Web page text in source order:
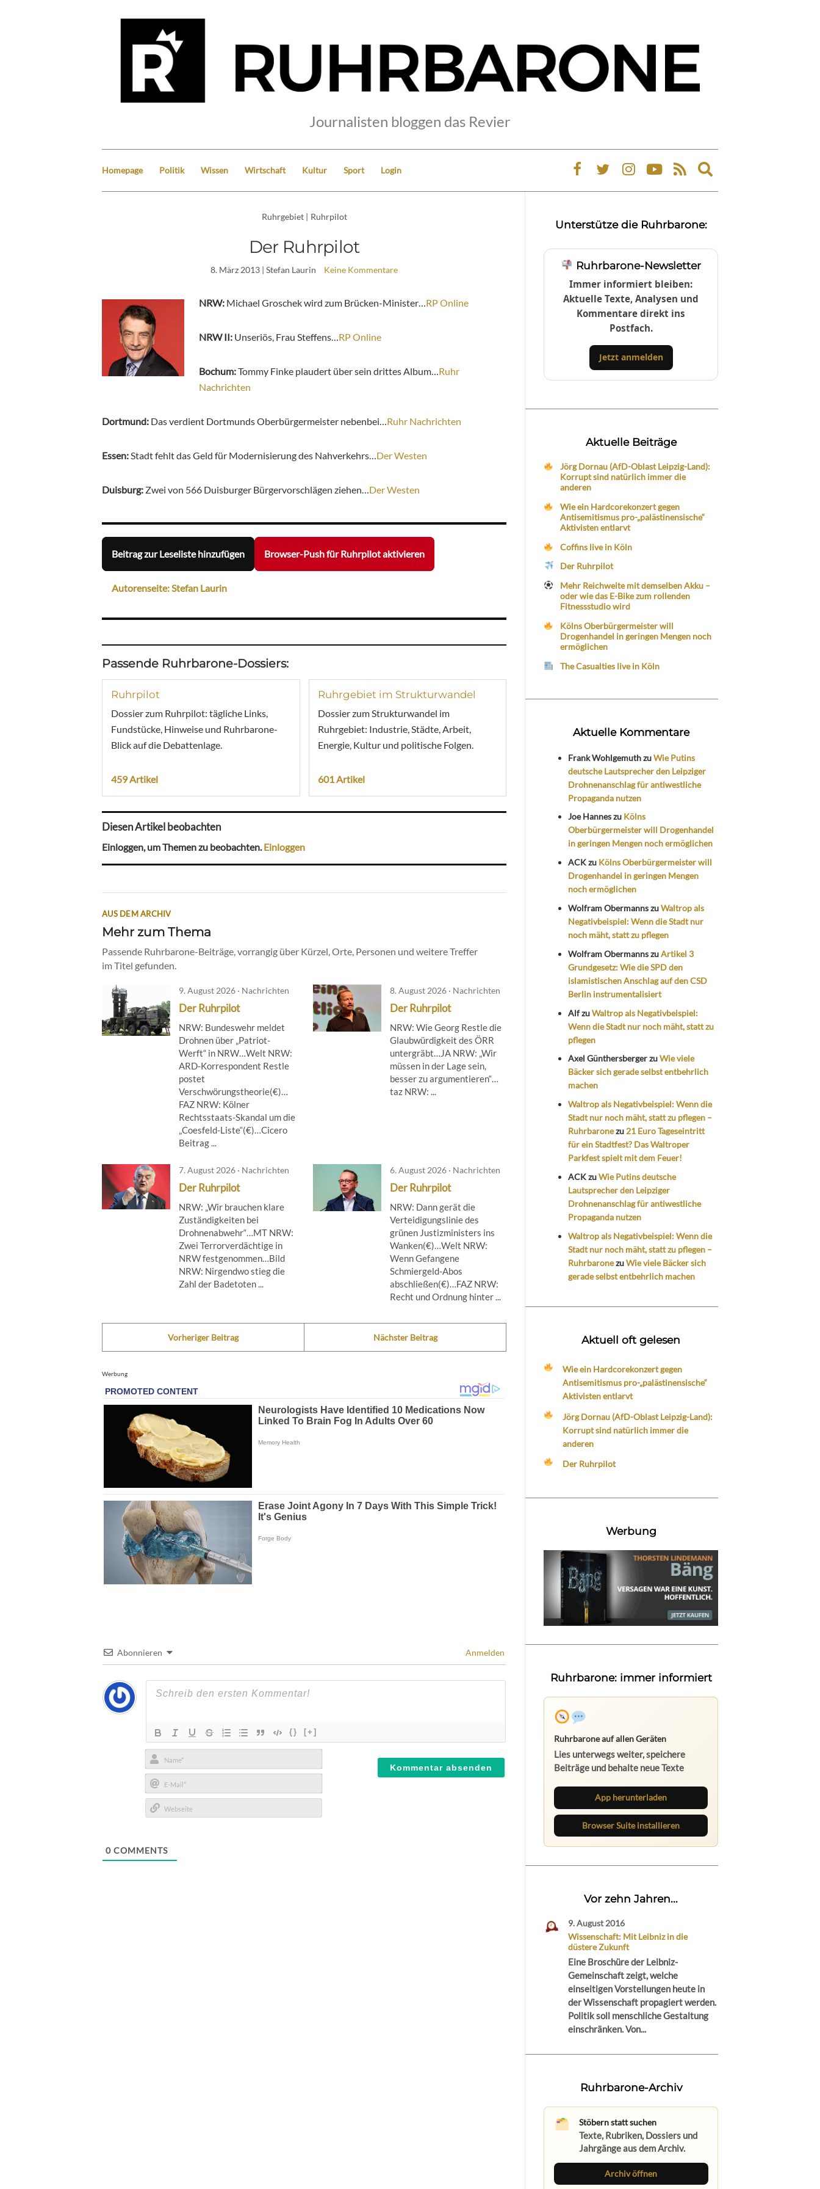
Journalisten bloggen das Revier
Homepage Politik Wissen Wirtschaft Kultur Sport Login
Expand
search
Ruhrgebiet | Ruhrpilot
Der Ruhrpilot
8. März 2013 | Stefan Laurin Keine Kommentare
NRW: Michael Groschek wird zum Brücken-Minister… RP Online
NRW II: Unseriös, Frau Steffens… RP Online
Bochum:Tommy Finke plaudert über sein drittes Album… Ruhr
Nachrichten
Dortmund: Das verdient Dortmunds Oberbürgermeister nebenbei… Ruhr Nachrichten
Essen: Stadt fehlt das Geld für Modernisierung des Nahverkehrs… Der Westen
Duisburg: Zwei von 566 Duisburger Bürgervorschlägen ziehen… Der Westen
Beitrag zur Leseliste hinzufügen Browser-Push für Ruhrpilot aktivieren
Autorenseite: Stefan Laurin
Passende Ruhrbarone-Dossiers:
Ruhrpilot
Dossier zum Ruhrpilot: tägliche Links,
Fundstücke, Hinweise und Ruhrbarone-
Blick auf die Debattenlage.
459 Artikel
Ruhrgebiet im Strukturwandel
Dossier zum Strukturwandel im
Ruhrgebiet: Industrie, Städte, Arbeit,
Energie, Kultur und politische Folgen.
601 Artikel
Diesen Artikel beobachten
Einloggen, um Themen zu beobachten.Einloggen
AUS DEM ARCHIV
Mehr zum Thema
Passende Ruhrbarone-Beiträge, vorrangig über Kürzel, Orte, Personen und weitere Treffer
im Titel gefunden.
9. August 2026 · Nachrichten
Der Ruhrpilot
NRW: Bundeswehr meldet
Drohnen über „Patriot-
Werft“ in NRW…Welt NRW:
ARD-Korrespondent Restle
postet
Verschwörungstheorie(€)…
FAZ NRW: Kölner
Rechtsstaats-Skandal um die
„Coesfeld-Liste“(€)…Cicero
Beitrag ...
8. August 2026 · Nachrichten
Der Ruhrpilot
NRW: Wie Georg Restle die
Glaubwürdigkeit des ÖRR
untergräbt…JA NRW: „Wir
müssen in der Lage sein,
besser zu argumentieren“…
taz NRW: ...
7. August 2026 · Nachrichten
Der Ruhrpilot
NRW: „Wir brauchen klare
Zuständigkeiten bei
Drohnenabwehr“…MT NRW:
Zwei Terrorverdächtige in
NRW festgenommen…Bild
NRW: Nirgendwo stieg die
Zahl der Badetoten ...
6. August 2026 · Nachrichten
Der Ruhrpilot
NRW: Dann gerät die
Verteidigungslinie des
grünen Justizministers ins
Wanken(€)…Welt NRW:
Wenn Gefangene
Schmiergeld-Abos
abschließen(€)…FAZ NRW:
Recht und Ordnung hinter ...
Vorheriger Beitrag Nächster Beitrag
Werbung
Abonnieren Anmelden
{} [+]
Name*
E-
Mail*
0 COMMENTS
Unterstütze die Ruhrbarone:
Ruhrbarone-Newsletter
Immer informiert bleiben:
Aktuelle Texte, Analysen und
Kommentare direkt ins
Postfach.
Jetzt anmelden
Aktuelle Beiträge
Jörg Dornau (AfD-Oblast Leipzig-Land):
Korrupt sind natürlich immer die
anderen
Wie ein Hardcorekonzert gegen
Antisemitismus pro-„palästinensische“
Aktivisten entlarvt
Coffins live in Köln
Der Ruhrpilot
Mehr Reichweite mit demselben Akku –
oder wie das E-Bike zum rollenden
Fitnessstudio wird
Kölns Oberbürgermeister will
Drogenhandel in geringen Mengen noch
ermöglichen
The Casualties live in Köln
Aktuelle Kommentare
Frank WohlgemuthzuWie Putins
deutsche Lautsprecher den Leipziger
Drohnenanschlag für antiwestliche
Propaganda nutzen
Joe Hanneszu Kölns
Oberbürgermeister will Drogenhandel
in geringen Mengen noch ermöglichen
ACKzu Kölns Oberbürgermeister will
Drogenhandel in geringen Mengen
noch ermöglichen
Wolfram ObermannszuWaltrop als
Negativbeispiel: Wenn die Stadt nur
noch mäht, statt zu pflegen
Wolfram ObermannszuArtikel 3
Grundgesetz: Wie die SPD den
islamistischen Anschlag auf den CSD
Berlin instrumentalisiert
AlfzuWaltrop als Negativbeispiel:
Wenn die Stadt nur noch mäht, statt zu
pflegen
Axel GünthersbergerzuWie viele
Bäcker sich gerade selbst entbehrlich
machen
Waltrop als Negativbeispiel: Wenn die
Stadt nur noch mäht, statt zu pflegen –
Ruhrbaronezu 21 Euro Tageseintritt
für ein Stadtfest? Das Waltroper
Parkfest spielt mit dem Feuer!
ACKzuWie Putins deutsche
Lautsprecher den Leipziger
Drohnenanschlag für antiwestliche
Propaganda nutzen
Waltrop als Negativbeispiel: Wenn die
Stadt nur noch mäht, statt zu pflegen –
RuhrbaronezuWie viele Bäcker sich
gerade selbst entbehrlich machen
Aktuell oft gelesen
Wie ein Hardcorekonzert gegen
Antisemitismus pro-„palästinensische“
Aktivisten entlarvt
Jörg Dornau (AfD-Oblast Leipzig-Land):
Korrupt sind natürlich immer die
anderen
Der Ruhrpilot
Werbung
Ruhrbarone: immer informiert
Ruhrbarone auf allen Geräten
Lies unterwegs weiter, speichere
Beiträge und behalte neue Texte
App herunterladen
Browser Suite installieren
Vor zehn Jahren...
9. August 2016
Wissenschaft: Mit Leibniz in die
düstere Zukunft
Eine Broschüre der Leibniz-
Gemeinschaft zeigt, welche
einseitigen Vorstellungen heute in
der Wissenschaft propagiert werden.
Politik soll menschliche Gestaltung
einschränken. Von...
Ruhrbarone-Archiv
Stöbern statt suchen
Texte, Rubriken, Dossiers und
Jahrgänge aus dem Archiv.
Archiv öffnen